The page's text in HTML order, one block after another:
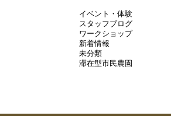
イベント・体験
スタッフブログ
ワークショップ
新着情報
未分類
滞在型市民農園